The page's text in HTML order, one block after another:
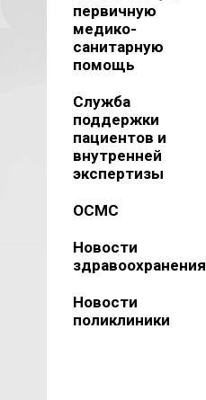
первичную
медико-
санитарную
помощь
Служба
поддержки
пациентов и
внутренней
экспертизы
ОСМС
Новости
здравоохранения
Новости
поликлиники